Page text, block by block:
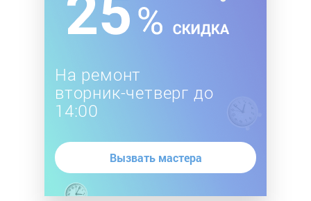
На ремонт
вторник-четверг до
14:00
Вызвать мастера